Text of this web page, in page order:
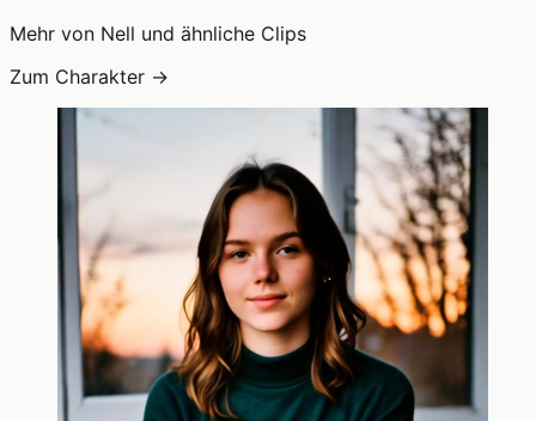
Mehr von Nell und ähnliche Clips
Zum Charakter →